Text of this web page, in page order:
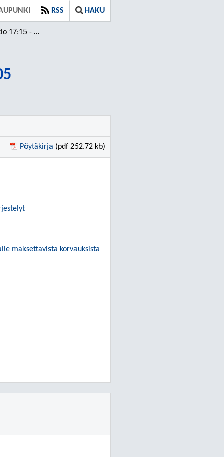
RSS HAKU
- 18:05
Pöytäkirja (pdf 252.72 kb)
maksettavista korvauksista